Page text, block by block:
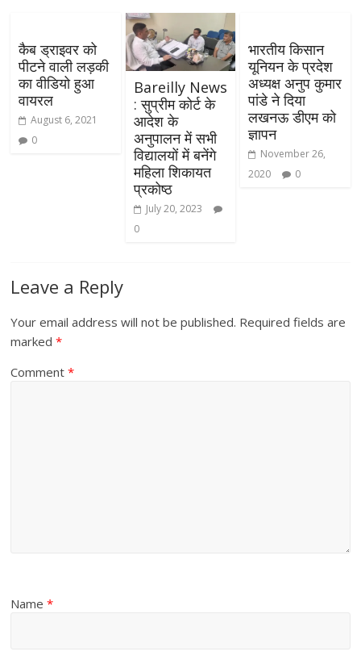
कैब ड्राइवर को
पीटने वाली लड़की
का वीडियो हुआ
वायरल
August 6, 2021
0
Bareilly News
: सुप्रीम कोर्ट के
आदेश के
अनुपालन में सभी
विद्यालयों में बनेंगे
महिला शिकायत
प्रकोष्ठ
July 20, 2023
0
भारतीय किसान
यूनियन के प्रदेश
अध्यक्ष अनुप कुमार
पांडे ने दिया
लखनऊ डीएम को
ज्ञापन
November 26,
2020
0
Leave a Reply
Your email address will not be published. Required fields are
marked*
Comment*
Name*